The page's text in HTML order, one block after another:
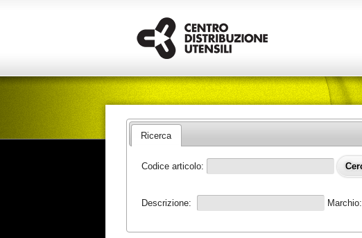
Ricerca
Codice articolo:
Descrizione: Marchio: